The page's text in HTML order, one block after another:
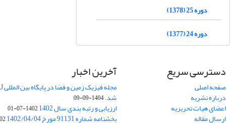
دوره 25 (1378)
دوره 24 (1377)
دسترسی سریع
صفحه اصلی
درباره نشریه
اعضای هیات تحریریه
ارسال مقاله
آخرین اخبار
شد.1404-09-09
ارزیابی و رتبه بندی سال 1402 1402-07-01
بخشنامه شماره 91131 مورخ 1402/04/04 04